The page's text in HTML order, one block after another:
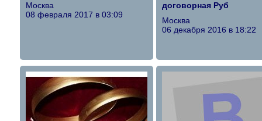
Москва
08 февраля 2017 в 03:09
договорная Руб
Москва
06 декабря 2016 в 18:22